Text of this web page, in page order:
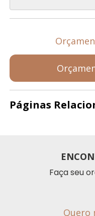
Páginas
Faça seu
Quero